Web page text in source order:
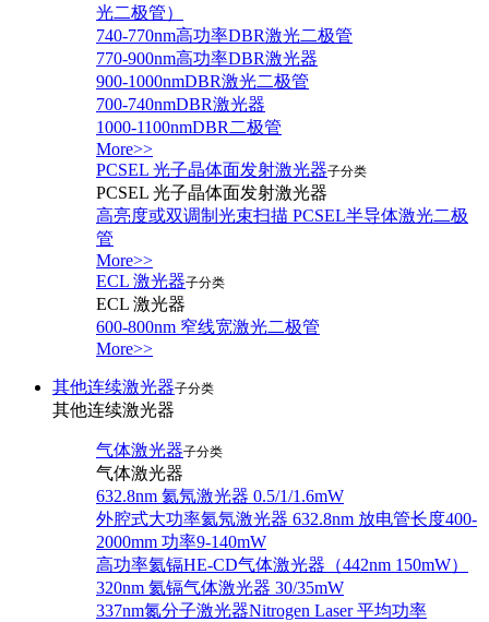
光二极管）
740-770nm高功率DBR激光二极管
770-900nm高功率DBR激光器
900-1000nmDBR激光二极管
700-740nmDBR激光器
1000-1100nmDBR二极管
More>>
PCSEL 光子晶体面发射激光器子分类
PCSEL 光子晶体面发射激光器
高亮度或双调制光束扫描 PCSEL半导体激光二极
管
More>>
ECL 激光器子分类
ECL 激光器
600-800nm 窄线宽激光二极管
More>>
其他连续激光器子分类
其他连续激光器
气体激光器子分类
气体激光器
632.8nm 氦氖激光器 0.5/1/1.6mW
外腔式大功率氦氖激光器 632.8nm 放电管长度400-
2000mm 功率9-140mW
高功率氦镉HE-CD气体激光器（442nm 150mW）
320nm 氦镉气体激光器 30/35mW
337nm氮分子激光器Nitrogen Laser 平均功率